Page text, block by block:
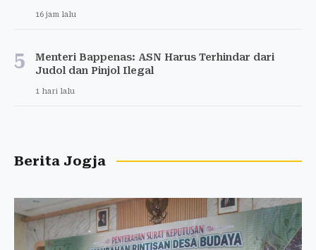
16 jam lalu
5
Menteri Bappenas: ASN Harus Terhindar dari
Judol dan Pinjol Ilegal
1 hari lalu
Berita Jogja